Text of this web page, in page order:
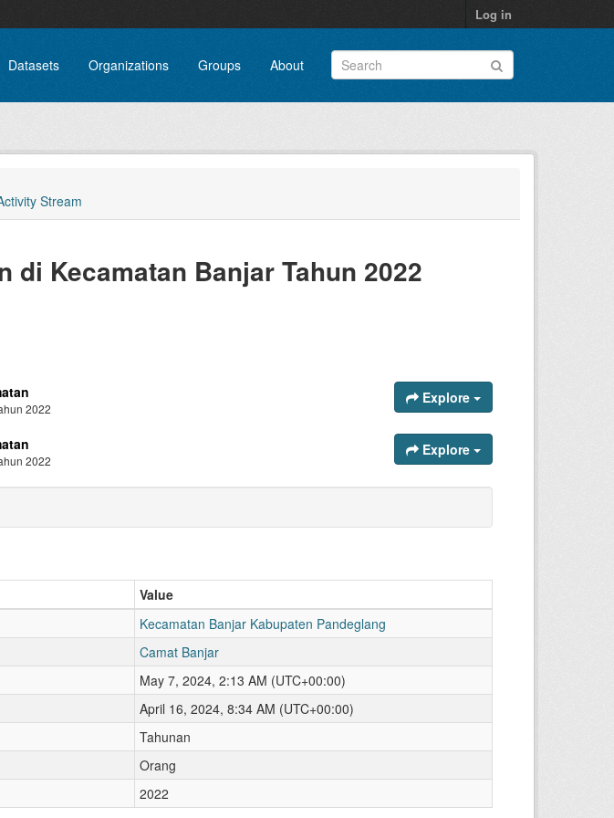
Log in
Datasets Organizations Groups About
Stream
di Kecamatan Banjar Tahun 2022
2022
Explore
2022
Explore
Value
Kecamatan Banjar Kabupaten Pandeglang
Camat Banjar
May 7, 2024, 2:13 AM (UTC+00:00)
April 16, 2024, 8:34 AM (UTC+00:00)
Tahunan
Orang
2022